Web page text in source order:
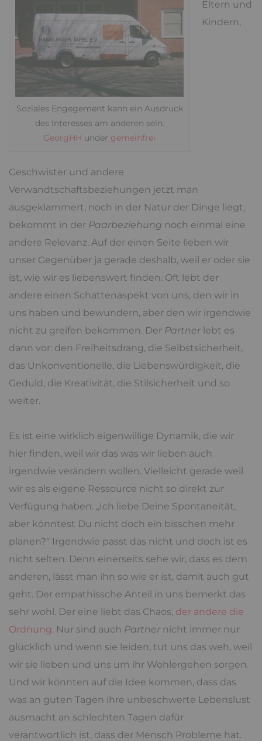
Soziales Engegement kann ein Ausdruck
des Interesses am anderen sein.
GeorgHH under gemeinfrei
Eltern und
Kindern,
Geschwister und andere
Verwandtschaftsbeziehungen jetzt man
ausgeklammert, noch in der Natur der Dinge liegt,
bekommt in der Paarbeziehung noch einmal eine
andere Relevanz. Auf der einen Seite lieben wir
unser Gegenüber ja gerade deshalb, weil er oder sie
ist, wie wir es liebenswert finden. Oft lebt der
andere einen Schattenaspekt von uns, den wir in
uns haben und bewundern, aber den wir irgendwie
nicht zu greifen bekommen. Der Partner lebt es
dann vor: den Freiheitsdrang, die Selbstsicherheit,
das Unkonventionelle, die Liebenswürdigkeit, die
Geduld, die Kreativität, die Stilsicherheit und so
weiter.
Es ist eine wirklich eigenwillige Dynamik, die wir
hier finden, weil wir das was wir lieben auch
irgendwie verändern wollen. Vielleicht gerade weil
wir es als eigene Ressource nicht so direkt zur
Verfügung haben. „Ich liebe Deine Spontaneität,
aber könntest Du nicht doch ein bisschen mehr
planen?“ Irgendwie passt das nicht und doch ist es
nicht selten. Denn einerseits sehe wir, dass es dem
anderen, lässt man ihn so wie er ist, damit auch gut
geht. Der empathissche Anteil in uns bemerkt das
sehr wohl. Der eine liebt das Chaos, der andere die
Ordnung. Nur sind auch Partner nicht immer nur
glücklich und wenn sie leiden, tut uns das weh, weil
wir sie lieben und uns um ihr Wohlergehen sorgen.
Und wir könnten auf die Idee kommen, dass das
was an guten Tagen ihre unbeschwerte Lebenslust
ausmacht an schlechten Tagen dafür
verantwortlich ist, dass der Mensch Probleme hat.